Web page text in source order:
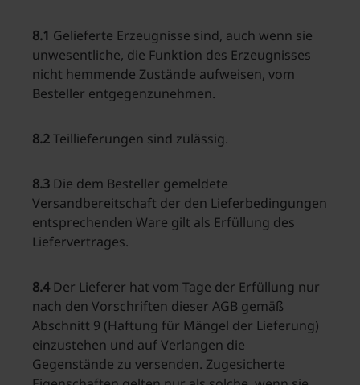
8.1 Gelieferte Erzeugnisse sind, auch wenn sie
unwesentliche, die Funktion des Erzeugnisses
nicht hemmende Zustände aufweisen, vom
Besteller entgegenzunehmen.
8.2Teillieferungen sind zulässig.
8.3 Die dem Besteller gemeldete
Versandbereitschaft der den Lieferbedingungen
entsprechenden Ware gilt als Erfüllung des
Liefervertrages.
8.4Der Lieferer hat vom Tage der Erfüllung nur
nach den Vorschriften dieser AGB gemäß
Abschnitt 9 (Haftung für Mängel der Lieferung)
einzustehen und auf Verlangen die
Gegenstände zu versenden. Zugesicherte